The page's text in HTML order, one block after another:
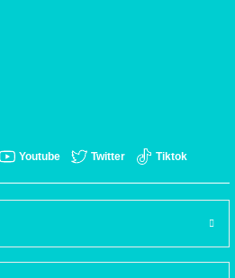
Youtube Twitter Tiktok